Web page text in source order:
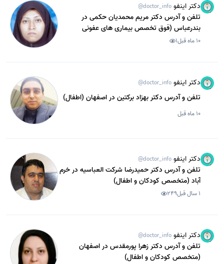
دکتر اینفو @doctor_info
تلفن و آدرس دکتر مریم محمدیان حکمی در
بندرعباس (فوق تخصص بیماری های عفونی
کودکان)
10 ماه قبل 1
دکتر اینفو @doctor_info
تلفن و آدرس دکتر بهزاد برکتین در اصفهان (اطفال)
10 ماه قبل
دکتر اینفو @doctor_info
تلفن و آدرس دکتر حمیدرضا شرکت العباسیه در خرم
آباد (متخصص کودکان و اطفال)
1 سال قبل 249
دکتر اینفو @doctor_info
تلفن و آدرس دکتر زهرا پورمقدس در اصفهان
(متخصص کودکان و اطفال)